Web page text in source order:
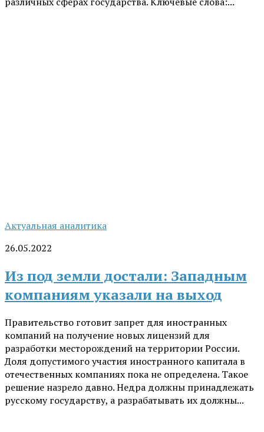
Актуальная аналитика
26.05.2022
Из под земли достали: Западным
компаниям указали на выход
Правительство готовит запрет для иностранных
компаний на получение новых лицензий для
разработки месторождений на территории России.
Доля допустимого участия иностранного капитала в
отечественных компаниях пока не определена. Такое
решение назрело давно. Недра должны принадлежать
русскому государству, а разрабатывать их должны...